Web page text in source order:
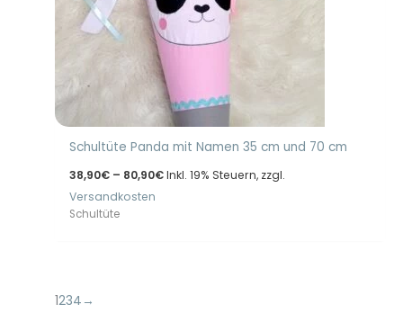
Schultüte Panda mit Namen 35 cm und 70 cm
38,90€ – 80,90€Preisspanne:
Inkl. 19% Steuern, zzgl.
Versandkosten
Schultüte
1234 →